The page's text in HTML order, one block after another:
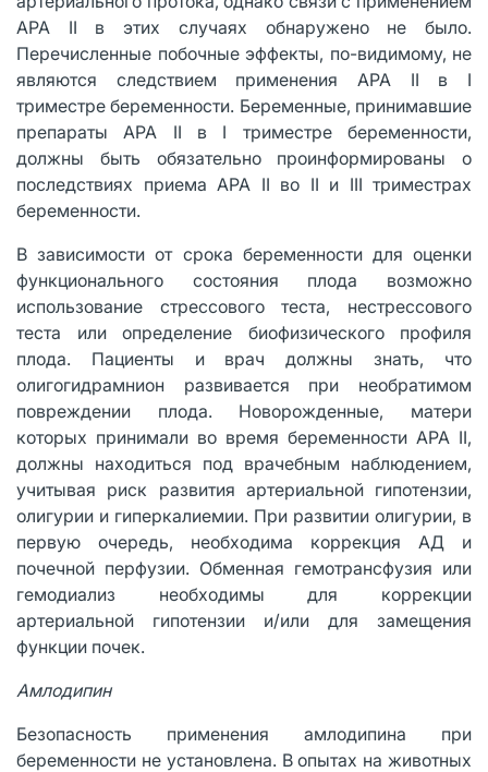
АРА II в этих случаях обнаружено не было.
Перечисленные побочные эффекты, по-видимому, не
являются следствием применения АРА II в I
триместре беременности. Беременные, принимавшие
препараты АРА II в I триместре беременности,
должны быть обязательно проинформированы о
последствиях приема АРА II во II и III триместрах
беременности.
В зависимости от срока беременности для оценки
функционального состояния плода возможно
использование стрессового теста, нестрессового
теста или определение биофизического профиля
плода. Пациенты и врач должны знать, что
олигогидрамнион развивается при необратимом
повреждении плода. Новорожденные, матери
которых принимали во время беременности АРА II,
должны находиться под врачебным наблюдением,
учитывая риск развития артериальной гипотензии,
олигурии и гиперкалиемии. При развитии олигурии, в
первую очередь, необходима коррекция АД и
почечной перфузии. Обменная гемотрансфузия или
гемодиализ необходимы для коррекции
артериальной гипотензии и/или для замещения
функции почек.
Амлодипин
Безопасность применения амлодипина при
беременности не установлена. В опытах на животных